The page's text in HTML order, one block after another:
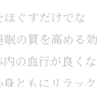
ぐすだけでな
眠の質を高める効
の血行が良くな
ともにリラック